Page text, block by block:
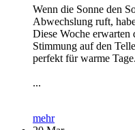
Wenn die Sonne den
Abwechslung ruft,
Diese Woche erwarten
Stimmung auf den
perfekt für warme Tage.
...
mehr